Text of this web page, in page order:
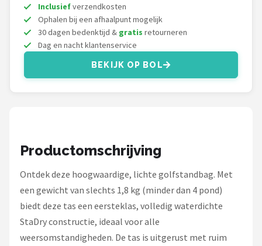
Nivard
Bovista
Under Armour
FastFold
Alle merken →
Inclusiefverzendkosten
Ophalen bij een afhaalpunt mogelijk
30 dagen bedenktijd & gratis retourneren
Dag en nacht klantenservice
BEKIJK OP BOL
Productomschrijving
Ontdek deze hoogwaardige, lichte golfstandbag. Met
een gewicht van slechts 1,8 kg (minder dan 4 pond)
biedt deze tas een eersteklas, volledig waterdichte
StaDry constructie, ideaal voor alle
weersomstandigheden. De tas is uitgerust met ruim